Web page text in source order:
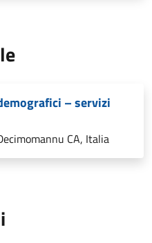
– servizi
CA, Italia